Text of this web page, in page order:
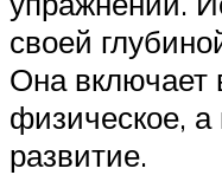
своей
Она включает
физическое, а
развитие.